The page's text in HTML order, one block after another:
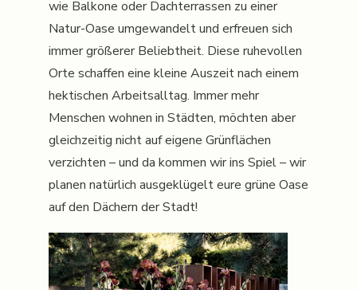
wie Balkone oder Dachterrassen zu einer
Natur-Oase umgewandelt und erfreuen sich
immer größerer Beliebtheit. Diese ruhevollen
Orte schaffen eine kleine Auszeit nach einem
hektischen Arbeitsalltag. Immer mehr
Menschen wohnen in Städten, möchten aber
gleichzeitig nicht auf eigene Grünflächen
verzichten – und da kommen wir ins Spiel – wir
planen natürlich ausgeklügelt eure grüne Oase
auf den Dächern der Stadt!